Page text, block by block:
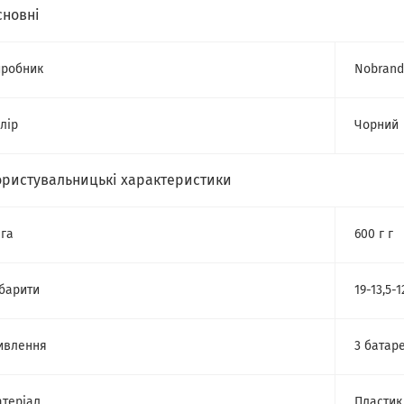
Nobrand
Чорний
характеристики
600 г г
19-13,5-
3